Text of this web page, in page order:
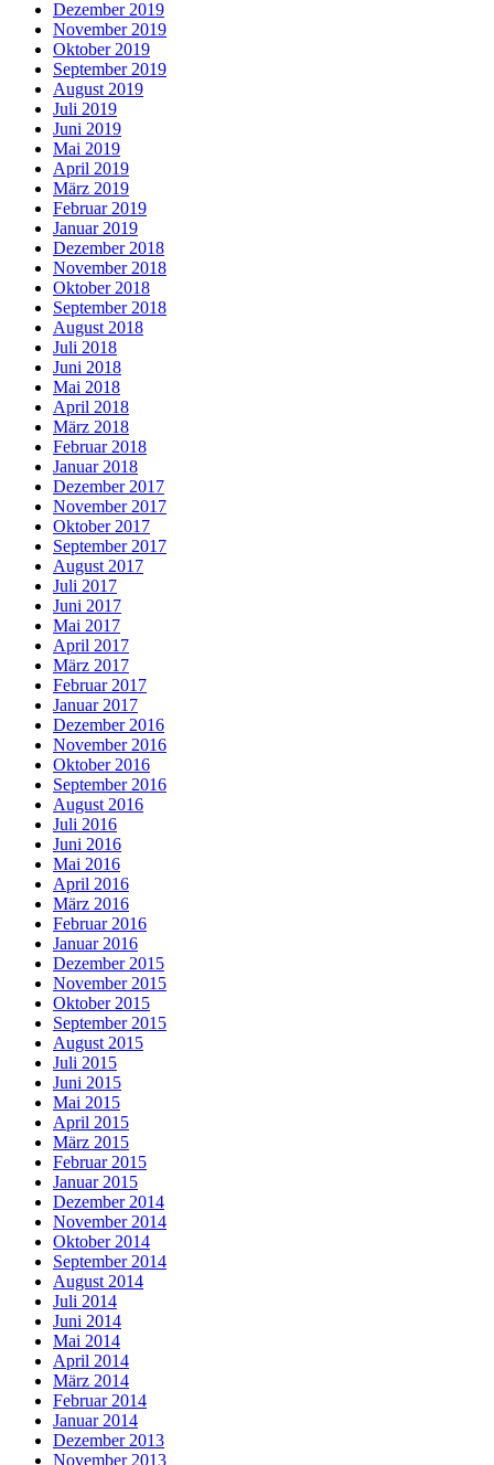
Dezember 2019
November 2019
Oktober 2019
September 2019
August 2019
Juli 2019
Juni 2019
Mai 2019
April 2019
März 2019
Februar 2019
Januar 2019
Dezember 2018
November 2018
Oktober 2018
September 2018
August 2018
Juli 2018
Juni 2018
Mai 2018
April 2018
März 2018
Februar 2018
Januar 2018
Dezember 2017
November 2017
Oktober 2017
September 2017
August 2017
Juli 2017
Juni 2017
Mai 2017
April 2017
März 2017
Februar 2017
Januar 2017
Dezember 2016
November 2016
Oktober 2016
September 2016
August 2016
Juli 2016
Juni 2016
Mai 2016
April 2016
März 2016
Februar 2016
Januar 2016
Dezember 2015
November 2015
Oktober 2015
September 2015
August 2015
Juli 2015
Juni 2015
Mai 2015
April 2015
März 2015
Februar 2015
Januar 2015
Dezember 2014
November 2014
Oktober 2014
September 2014
August 2014
Juli 2014
Juni 2014
Mai 2014
April 2014
März 2014
Februar 2014
Januar 2014
Dezember 2013
November 2013